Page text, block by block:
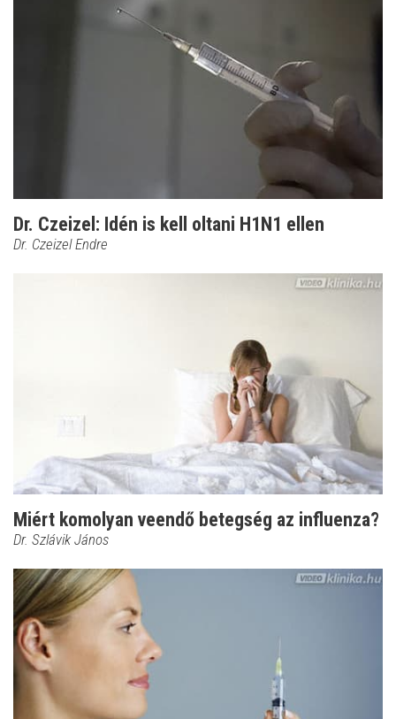
Dr. Czeizel: Idén is kell oltani H1N1 ellen
Dr. Czeizel Endre
Miért komolyan veendő betegség az influenza?
Dr. Szlávik János